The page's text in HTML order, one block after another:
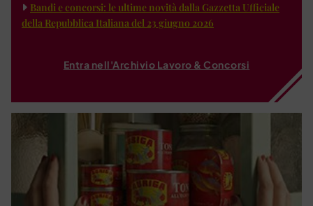
Bandi e concorsi: le ultime novità dalla Gazzetta Ufficiale
della Repubblica Italiana del 23 giugno 2026
Entra nell'Archivio Lavoro & Concorsi